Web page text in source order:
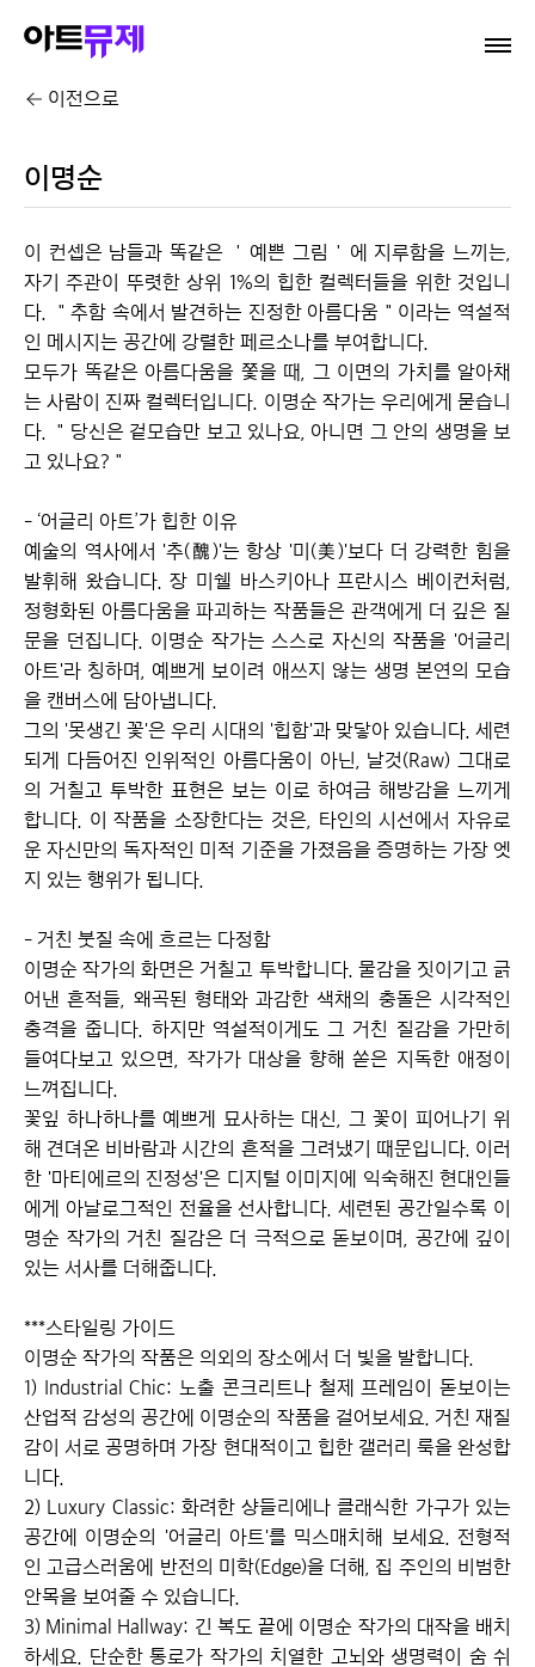
이전으로
이명순
이 컨셉은 남들과 똑같은 ＇예쁜 그림＇에 지루함을 느끼는,
자기 주관이 뚜렷한 상위 1%의 힙한 컬렉터들을 위한 것입니
다. ＂추함 속에서 발견하는 진정한 아름다움＂이라는 역설적
인 메시지는 공간에 강렬한 페르소나를 부여합니다.
모두가 똑같은 아름다움을 쫓을 때, 그 이면의 가치를 알아채
는 사람이 진짜 컬렉터입니다. 이명순 작가는 우리에게 묻습니
다. ＂당신은 겉모습만 보고 있나요, 아니면 그 안의 생명을 보
고 있나요?＂
- ‘어글리 아트’가 힙한 이유
예술의 역사에서 '추(醜)'는 항상 '미(美)'보다 더 강력한 힘을
발휘해 왔습니다. 장 미쉘 바스키아나 프란시스 베이컨처럼,
정형화된 아름다움을 파괴하는 작품들은 관객에게 더 깊은 질
문을 던집니다. 이명순 작가는 스스로 자신의 작품을 '어글리
아트'라 칭하며, 예쁘게 보이려 애쓰지 않는 생명 본연의 모습
을 캔버스에 담아냅니다.
그의 '못생긴 꽃'은 우리 시대의 '힙함'과 맞닿아 있습니다. 세련
되게 다듬어진 인위적인 아름다움이 아닌, 날것(Raw) 그대로
의 거칠고 투박한 표현은 보는 이로 하여금 해방감을 느끼게
합니다. 이 작품을 소장한다는 것은, 타인의 시선에서 자유로
운 자신만의 독자적인 미적 기준을 가졌음을 증명하는 가장 엣
지 있는 행위가 됩니다.
- 거친 붓질 속에 흐르는 다정함
이명순 작가의 화면은 거칠고 투박합니다. 물감을 짓이기고 긁
어낸 흔적들, 왜곡된 형태와 과감한 색채의 충돌은 시각적인
충격을 줍니다. 하지만 역설적이게도 그 거친 질감을 가만히
들여다보고 있으면, 작가가 대상을 향해 쏟은 지독한 애정이
느껴집니다.
꽃잎 하나하나를 예쁘게 묘사하는 대신, 그 꽃이 피어나기 위
해 견뎌온 비바람과 시간의 흔적을 그려냈기 때문입니다. 이러
한 '마티에르의 진정성'은 디지털 이미지에 익숙해진 현대인들
에게 아날로그적인 전율을 선사합니다. 세련된 공간일수록 이
명순 작가의 거친 질감은 더 극적으로 돋보이며, 공간에 깊이
있는 서사를 더해줍니다.
***스타일링 가이드
이명순 작가의 작품은 의외의 장소에서 더 빛을 발합니다.
1) Industrial Chic: 노출 콘크리트나 철제 프레임이 돋보이는
산업적 감성의 공간에 이명순의 작품을 걸어보세요. 거친 재질
감이 서로 공명하며 가장 현대적이고 힙한 갤러리 룩을 완성합
니다.
2) Luxury Classic: 화려한 샹들리에나 클래식한 가구가 있는
공간에 이명순의 '어글리 아트'를 믹스매치해 보세요. 전형적
인 고급스러움에 반전의 미학(Edge)을 더해, 집 주인의 비범한
안목을 보여줄 수 있습니다.
3) Minimal Hallway: 긴 복도 끝에 이명순 작가의 대작을 배치
하세요. 단순한 통로가 작가의 치열한 고뇌와 생명력이 숨 쉬